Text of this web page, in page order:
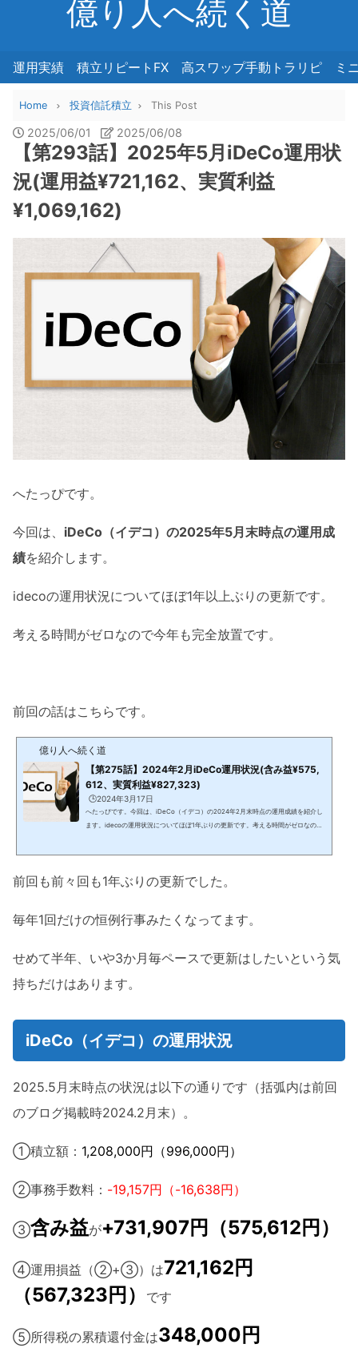
億り人へ続く道
運用実績 積立リピートFX 高スワップ手動トラリピ ミ
Home 投資信託積立 This Post
2025/06/01 2025/06/08
【第293話】2025年5月iDeCo運用状
況(運用益¥721,162、実質利益
¥1,069,162)
へたっぴです。
今回は、 iDeCo（イデコ）の2025年5月末時点の運用成
績を紹介します。
idecoの運用状況についてほぼ1年以上ぶりの更新です。
考える時間がゼロなので今年も完全放置です。
前回の話はこちらです。
億り人へ続く道
【第275話】2024年2月iDeCo運用状況(含み益¥575,
612、実質利益¥827,323)
🕒️2024年3月17日
へたっぴです。今回は、iDeCo（イデコ）の2024年2月末時点の運用成績を紹介し
ます。idecoの運用状況についてほぼ1年ぶりの更新です。考える時間がゼロなので
2024.2月末時点の状況は以下の通りです（括弧内は2023.2月末）。①積立額が99
前回も前々回も1年ぶりの更新でした。
毎年1回だけの恒例行事みたくなってます。
せめて半年、いや3か月毎ペースで更新はしたいという気
持ちだけはあります。
iDeCo（イデコ）の運用状況
2025.5月末時点の状況は以下の通りです（括弧内は前回
のブログ掲載時2024.2月末）。
①積立額： 1,208,000円（996,000円）
②事務手数料： -19,157円（-16,638円）
③含み益が+731,907円（575,612円）
④運用損益（②+③）は721,162 円
（567,323円）
です
⑤所得税の累積還付金は348,000円